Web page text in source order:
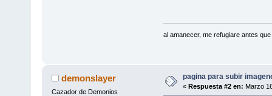
al amanecer, me refugiare antes
demonslayer
Cazador de Demonios
pagina para subir
« Respuesta #2 en: Marzo